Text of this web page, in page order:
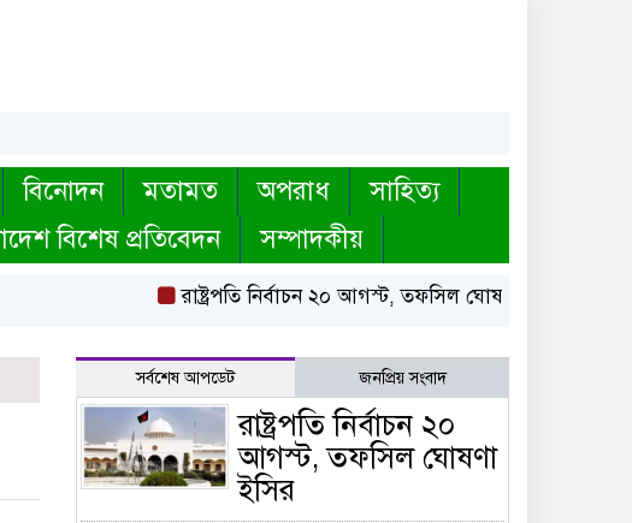
বিনোদন মতামত অপরাধ
সাহিত্য
বিশেষ প্রতিবেদন সম্পাদকীয়
রাষ্ট্রপতি নির্বাচন ২০ আগস্ট, তফসিল ঘোষণা ইসির
সর্বশেষ আপডেট জনপ্রিয় সংবাদ
রাষ্ট্রপতি নির্বাচন ২০
আগস্ট, তফসিল ঘোষণা
ইসির